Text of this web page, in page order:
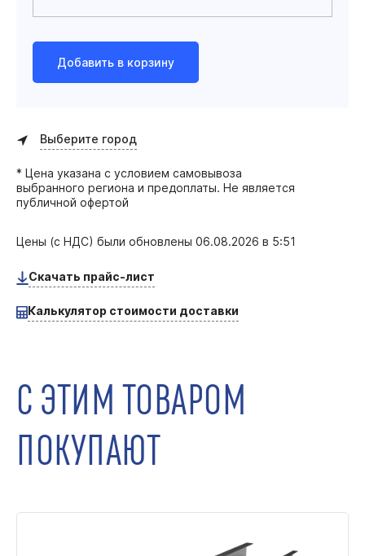
Добавить в корзину
Выберите город
* Цена указана с условием самовывоза
выбранного региона и предоплаты. Не является
публичной офертой
Цены (с НДС) были обновлены 06.08.2026 в 5:51
Скачать прайс-лист
Калькулятор стоимости доставки
С ЭТИМ ТОВАРОМ
ПОКУПАЮТ